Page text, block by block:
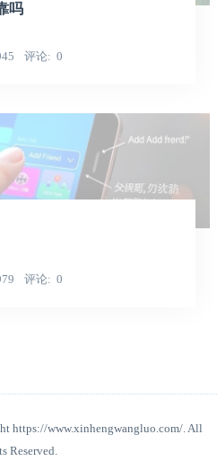
吗
评论 0
评论 0
https://www.xinhengwangluo.com/. All
Reserved.